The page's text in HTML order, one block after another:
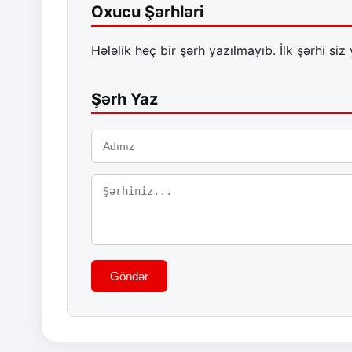
Oxucu Şərhləri
Hələlik heç bir şərh yazılmayıb. İlk şərhi siz
Şərh Yaz
Göndər